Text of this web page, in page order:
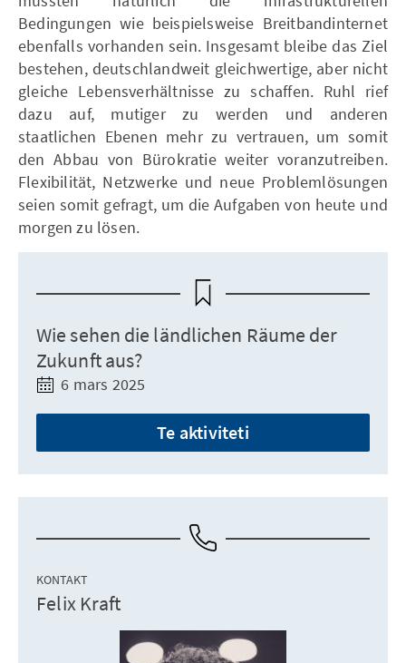
Bedingungen wie beispielsweise Breitbandinternet
ebenfalls vorhanden sein. Insgesamt bleibe das Ziel
bestehen, deutschlandweit gleichwertige, aber nicht
gleiche Lebensverhältnisse zu schaffen. Ruhl rief
dazu auf, mutiger zu werden und anderen
staatlichen Ebenen mehr zu vertrauen, um somit
den Abbau von Bürokratie weiter voranzutreiben.
Flexibilität, Netzwerke und neue Problemlösungen
seien somit gefragt, um die Aufgaben von heute und
morgen zu lösen.
Wie sehen die ländlichen Räume der
Zukunft aus?
6 mars 2025
Te aktiviteti
KONTAKT
Felix Kraft